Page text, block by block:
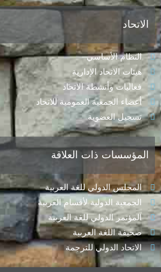
الاتحاد
النظام الأساسي
هيئات الاتحاد الإدارية
فعاليات وأنشطة الاتحاد
أعضاء الجمعية العمومية للاتحاد
تسجيل العضوية
المؤسسات ذات العلاقة
المجلس الدولي للغة العربية
الجمعية الدولية لأقسام العربية
المؤتمر الدولي للغة العربية
صحيفة اللغة العربية
الاتحاد الدولي للترجمة